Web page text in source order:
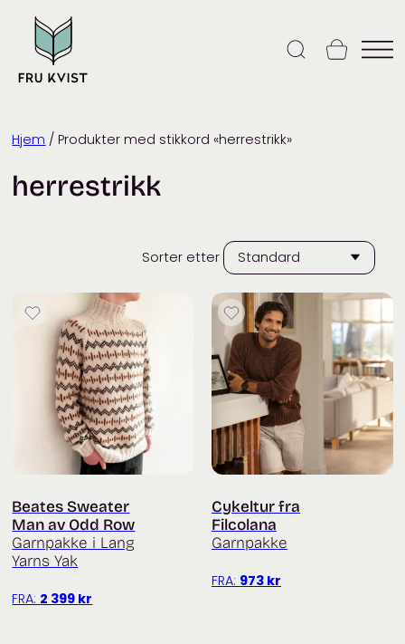
content
Hjem / Produkter med stikkord «herrestrikk»
herrestrikk
Sorter etter
Beates Sweater
Man av Odd Row
Garnpakke i Lang
Yarns Yak
FRA: 2 399 kr
Cykeltur fra
Filcolana
Garnpakke
FRA: 973 kr